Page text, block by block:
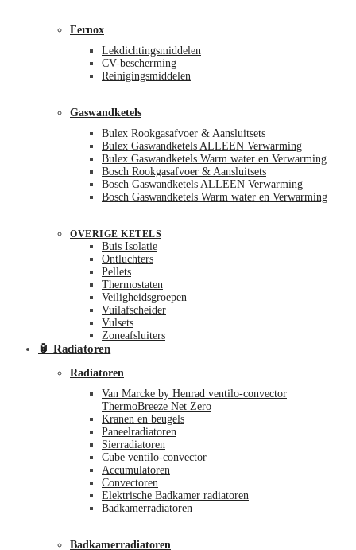
Fernox
Lekdichtingsmiddelen
CV-bescherming
Reinigingsmiddelen
Gaswandketels
Bulex Rookgasafvoer & Aansluitsets
Bulex Gaswandketels ALLEEN Verwarming
Bulex Gaswandketels Warm water en Verwarming
Bosch Rookgasafvoer & Aansluitsets
Bosch Gaswandketels ALLEEN Verwarming
Bosch Gaswandketels Warm water en Verwarming
OVERIGE KETELS
Buis Isolatie
Ontluchters
Pellets
Thermostaten
Veiligheidsgroepen
Vuilafscheider
Vulsets
Zoneafsluiters
🏮 Radiatoren
Radiatoren
Van Marcke by Henrad ventilo-convector
ThermoBreeze Net Zero
Kranen en beugels
Paneelradiatoren
Sierradiatoren
Cube ventilo-convector
Accumulatoren
Convectoren
Elektrische Badkamer radiatoren
Badkamerradiatoren
Badkamerradiatoren